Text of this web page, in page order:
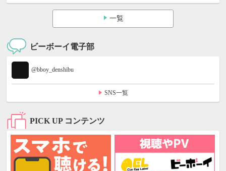
一覧
ビーボーイ電子部
@bboy_denshibu
SNS一覧
PICK UP コンテンツ